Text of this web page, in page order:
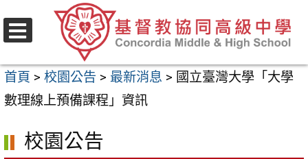
至
要
內
區
首頁 > 校園公告 > 最新消息 > 國立臺灣大學「大學
數理線上預備課程」資訊
校園公告
選
單